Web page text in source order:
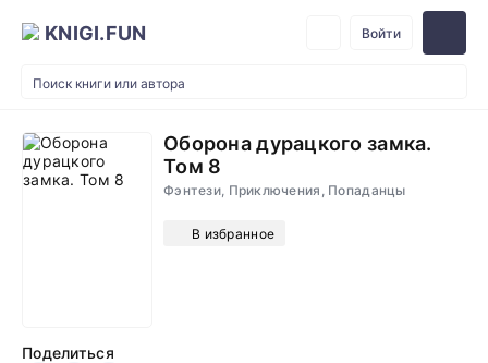
KNIGI.FUN Войти
Оборона дурацкого замка.
Том 8
Фэнтези, Приключения, Попаданцы
В избранное
Поделиться